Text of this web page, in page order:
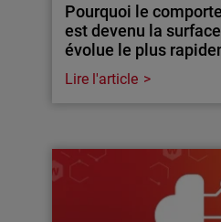
Pourquoi le
est devenu la
évolue le plus
Lire l'article